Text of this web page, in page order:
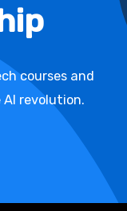
courses and
revolution.